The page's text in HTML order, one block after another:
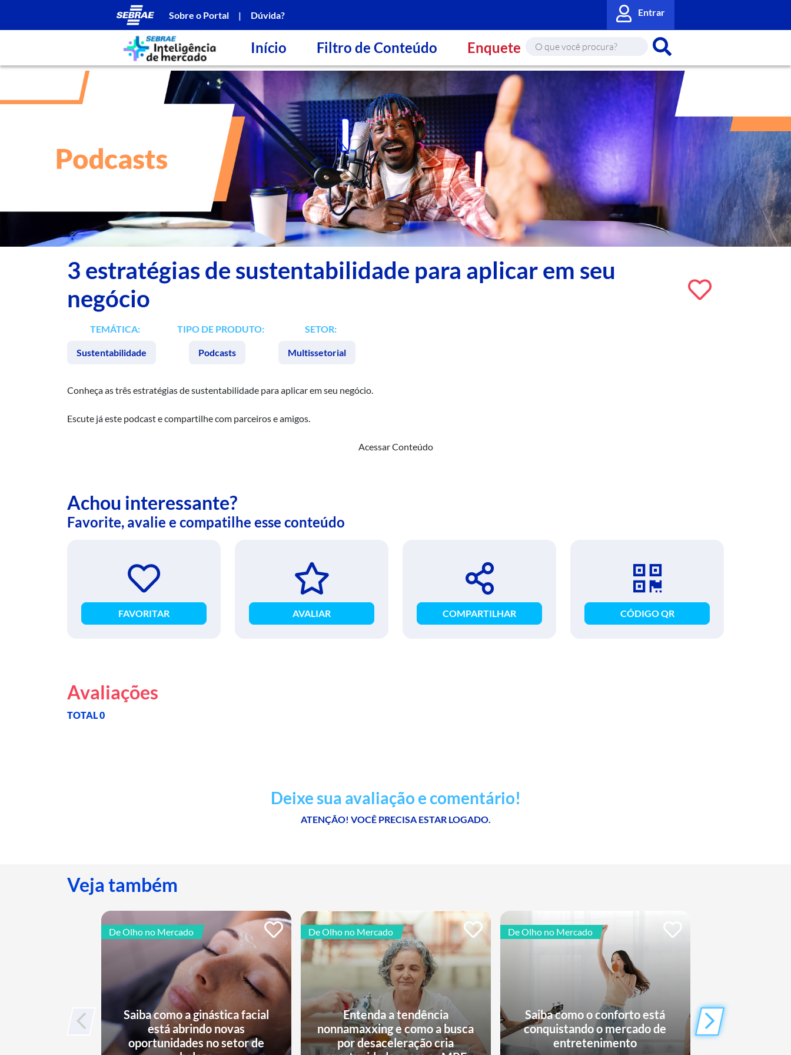
Sobre o Portal | Dúvida? Entrar
Início Filtro de Conteúdo Enquete
3 estratégias de sustentabilidade para aplicar em seu
negócio
TEMÁTICA:
Sustentabilidade
TIPO DE PRODUTO:
Podcasts
SETOR:
Multissetorial
Conheça as três estratégias de sustentabilidade para aplicar em seu negócio.
Escute já este podcast e compartilhe com parceiros e amigos.
Acessar Conteúdo
Achou interessante?
Favorite, avalie e compatilhe esse conteúdo
FAVORITAR AVALIAR COMPARTILHAR CÓDIGO QR
Avaliações
TOTAL 0
Deixe sua avaliação e comentário!
ATENÇÃO! VOCÊ PRECISA ESTAR LOGADO.
Veja também
De Olho no Mercado
Saiba como a ginástica facial
está abrindo novas
oportunidades no setor de
De Olho no Mercado
Entenda a tendência
nonnamaxxing e como a busca
por desaceleração cria
De Olho no Mercado
Saiba como o conforto está
conquistando o mercado de
entretenimento
Rock in Rio:
tendências e